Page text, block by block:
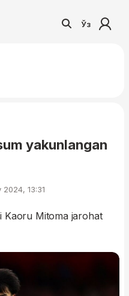
Ўз
yakunlangan
2024, 13:31
Kaoru Mitoma jarohat